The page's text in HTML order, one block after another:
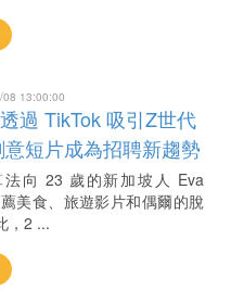
13:00:00
過 TikTok 吸引Z世代
短片成為招聘新趨勢
境網紅行銷
法向 23 歲的新加坡人 Eva
美食、旅遊影片和偶爾的脫
，2 ...